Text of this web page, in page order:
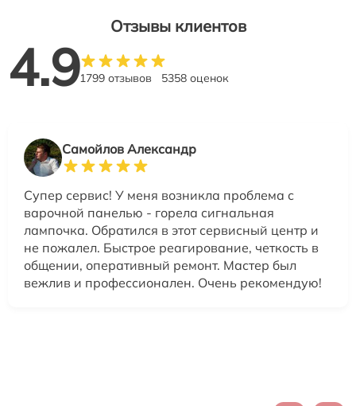
Отзывы клиентов
4.91799 отзывов 5358 оценок
Самойлов Александр
Супер сервис! У меня возникла проблема с
варочной панелью - горела сигнальная
лампочка. Обратился в этот сервисный центр и
не пожалел. Быстрое реагирование, четкость в
общении, оперативный ремонт. Мастер был
вежлив и профессионален. Очень рекомендую!